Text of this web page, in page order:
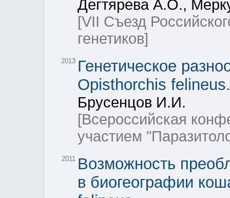
Дегтярева А.О.,
[VII Съезд
генетиков]
2013 Генетическое
Opisthorchis felineus.
Брусенцов И.И.
[Всероссийская
участием
2011 Возможность
в биогеографии